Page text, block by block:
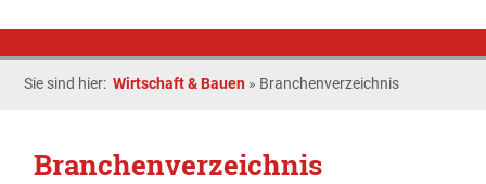
Sie sind hier:Wirtschaft & Bauen » Branchenverzeichnis
Branchenverzeichnis